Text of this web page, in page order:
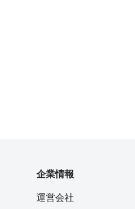
企業情報
運営会社